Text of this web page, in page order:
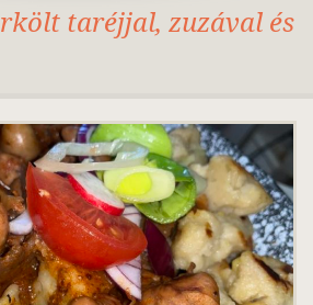
taréjjal, zuzával és